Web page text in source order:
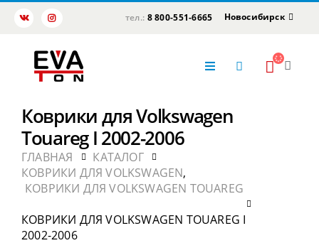
тел.: 8 800-551-6665 Новосибирск
Коврики для Volkswagen
Touareg I 2002-2006
ГЛАВНАЯ
КАТАЛОГ
КОВРИКИ ДЛЯ VOLKSWAGEN,
КОВРИКИ ДЛЯ VOLKSWAGEN TOUAREG
КОВРИКИ ДЛЯ VOLKSWAGEN TOUAREG I
2002-2006